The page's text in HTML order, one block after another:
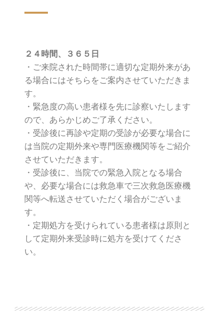
２４時間、３６５日
・ご来院された時間帯に適切な定期外来があ
る場合にはそちらをご案内させていただきま
す。
・緊急度の高い患者様を先に診察いたします
ので、あらかじめご了承ください。
・受診後に再診や定期の受診が必要な場合に
は当院の定期外来や専門医療機関等をご紹介
させていただきます。
・受診後に、当院での緊急入院となる場合
や、必要な場合には救急車で三次救急医療機
関等へ転送させていただく場合がございま
す。
・定期処方を受けられている患者様は原則と
して定期外来受診時に処方を受けてくださ
い。